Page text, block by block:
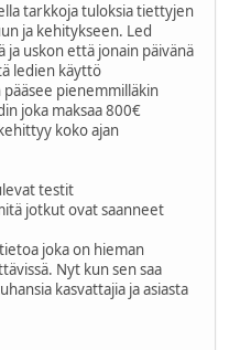
tarkkoja tuloksia tiettyjen
ja kehitykseen. Led
ja uskon että jonain päivänä
ledien käyttö
pääsee pienemmilläkin
joka maksaa 800€
koko ajan
testit
jotkut ovat saanneet
joka on hieman
Nyt kun sen saa
kasvattajia ja asiasta